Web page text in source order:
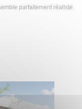
parfaitement réaliste.